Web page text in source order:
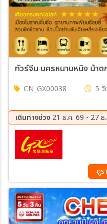
CN_GX00038 5
เดินทางช่วง 21 ธ.ค. 69 - 27 ธ
21 ธ.ค. 69 - 25 ธ.ค. 69
ดูร